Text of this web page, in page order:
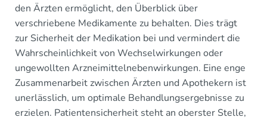
den Ärzten ermöglicht, den Überblick über
verschriebene Medikamente zu behalten. Dies trägt
zur Sicherheit der Medikation bei und vermindert die
Wahrscheinlichkeit von Wechselwirkungen oder
ungewollten Arzneimittelnebenwirkungen. Eine enge
Zusammenarbeit zwischen Ärzten und Apothekern ist
unerlässlich, um optimale Behandlungsergebnisse zu
erzielen. Patientensicherheit steht an oberster Stelle,